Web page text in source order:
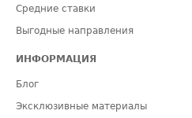
Средние ставки
Выгодные направления
ИНФОРМАЦИЯ
Блог
Эксклюзивные материалы